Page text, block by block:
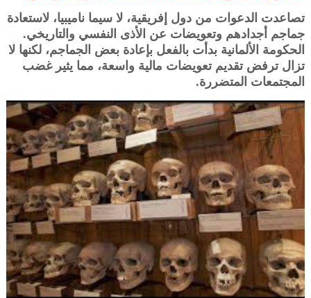
تصاعدت الدعوات من دول إفريقية، لا سيما ناميبيا، لاستعادة
جماجم أجدادهم وتعويضات عن الأذى النفسي والتاريخي.
الحكومة الألمانية بدأت بالفعل بإعادة بعض الجماجم، لكنها لا
تزال ترفض تقديم تعويضات مالية واسعة، مما يثير غضب
المجتمعات المتضررة.